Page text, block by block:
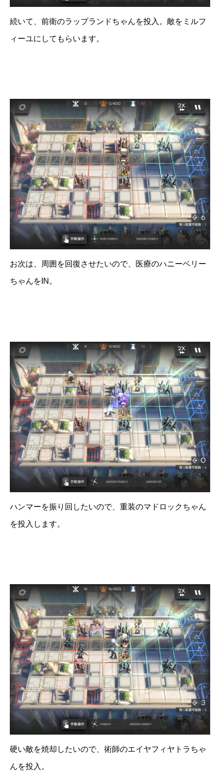
続いて、前衛のラップランドちゃんを投入。敵をミルフ
ィーユにしてもらいます。
お次は、周囲を回復させたいので、医療のハニーベリー
ちゃんをIN。
ハンマーを振り回したいので、重装のマドロックちゃん
を投入します。
硬い敵を焼却したいので、術師のエイヤフィヤトラちゃ
んを投入。